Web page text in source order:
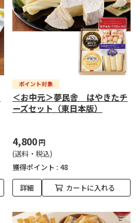
＜お中元＞夢民舎 はやきたチ
ーズセット（東日本版）
4,800円
(送料・税込)
獲得ポイント : 48
詳細 カートに入れる